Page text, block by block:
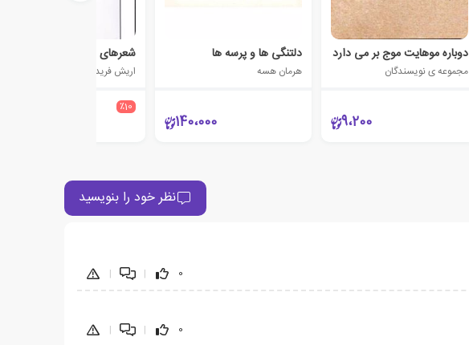
دوباره موهایت موج بر می دارد
مجموعه ی نویسندگان
9،200
دلتنگی ها و پرسه ها
هرمان هسه
140،000
شعرهای هشدار
اریش فرید
٪10
نظر خود را بنویسید
0
|
|
0
|
|